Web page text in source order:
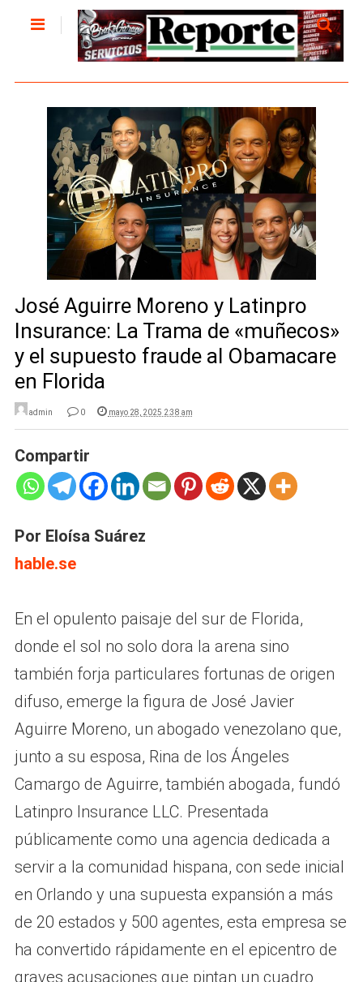
José Aguirre Moreno y Latinpro
Insurance: La Trama de «muñecos»
y el supuesto fraude al Obamacare
en Florida
admin 0 mayo 28, 2025 2:38 am
Compartir
Por Eloísa Suárez
hable.se
En el opulento paisaje del sur de Florida,
donde el sol no solo dora la arena sino
también forja particulares fortunas de origen
difuso, emerge la figura de José Javier
Aguirre Moreno, un abogado venezolano que,
junto a su esposa, Rina de los Ángeles
Camargo de Aguirre, también abogada, fundó
Latinpro Insurance LLC. Presentada
públicamente como una agencia dedicada a
servir a la comunidad hispana, con sede inicial
en Orlando y una supuesta expansión a más
de 20 estados y 500 agentes, esta empresa se
ha convertido rápidamente en el epicentro de
graves acusaciones que pintan un cuadro